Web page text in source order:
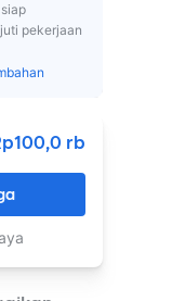
pekerjaan
rb